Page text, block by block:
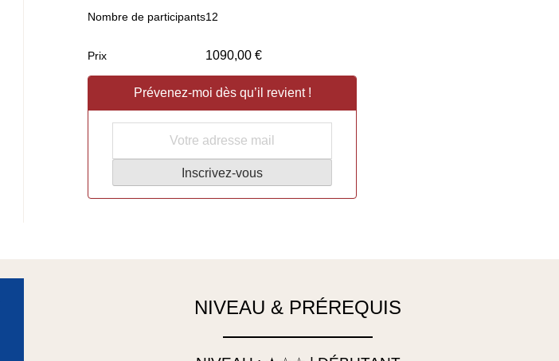
Nombre de participants12
Prix 1090,00 €
Prévenez-moi dès qu’il revient !
NIVEAU & PRÉREQUIS